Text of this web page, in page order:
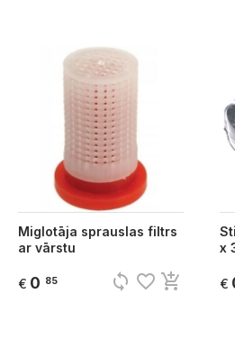
Miglotāja sprauslas filtrs
ar vārstu
€ 0 85 sync favorite_border add_shopping_cart
x
€